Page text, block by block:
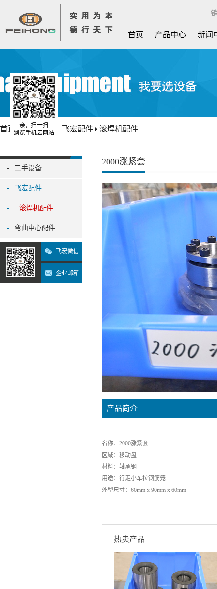
首页 产品中心 新闻
二手设备
飞宏配件
滚焊机配件
弯曲中心配件
飞宏微信
企业邮箱
首页 优惠产品 飞宏配件 滚焊机配件
2000涨紧套
产品简介
名称：2000涨紧套
区域：移动盘
材料：轴承钢
用途：行走小车拉钢筋笼
外型尺寸：60mm x 90mm x 60mm
热卖产品
亲，扫一扫
浏览手机云网站